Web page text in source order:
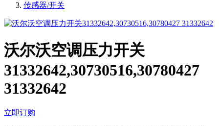
传感器/开关
沃尔沃空调压力开关
31332642,30730516,30780427
31332642
立即订购